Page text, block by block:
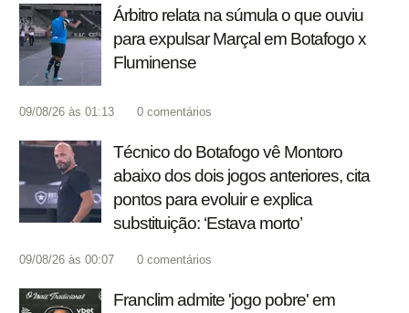
Árbitro relata na súmula o que ouviu
para expulsar Marçal em Botafogo x
Fluminense
09/08/26 às 01:13 0 comentários
Técnico do Botafogo vê Montoro
abaixo dos dois jogos anteriores, cita
pontos para evoluir e explica
substituição: ‘Estava morto’
09/08/26 às 00:07 0 comentários
Franclim admite 'jogo pobre' em